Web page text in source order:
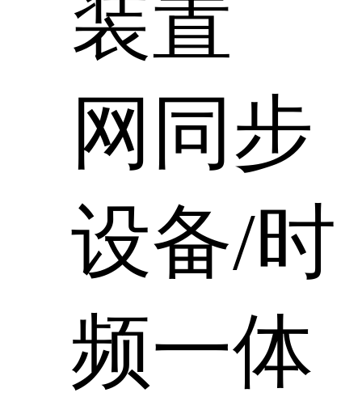
装置
网同步
设备/时
频一体